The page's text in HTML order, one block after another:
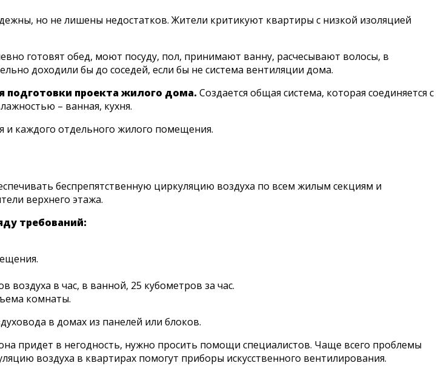
но не лишены недостатков. Жители критикуют квартиры с низкой изоляцией
готовят обед, моют посуду, пол, принимают ванну, расчесывают волосы, в
доходили бы до соседей, если бы не система вентиляции дома.
подготовки проекта жилого дома. Создается общая система, которая соединяется с
– ванная, кухня.
и каждого отдельного жилого помещения.
беспрепятственную циркуляцию воздуха по всем жилым секциям и
верхнего этажа.
требований:
воздуха в час, в ванной, 25 кубометров за час.
комнаты.
в домах из панелей или блоков.
придет в негодность, нужно просить помощи специалистов. Чаще всего проблемы
воздуха в квартирах помогут приборы искусственного вентилирования.